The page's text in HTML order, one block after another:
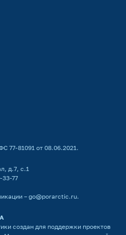
77-81091 от 08.06.2021.
д.7, с.1
33-77
– go@porarctic.ru.
создан для поддержки проектов